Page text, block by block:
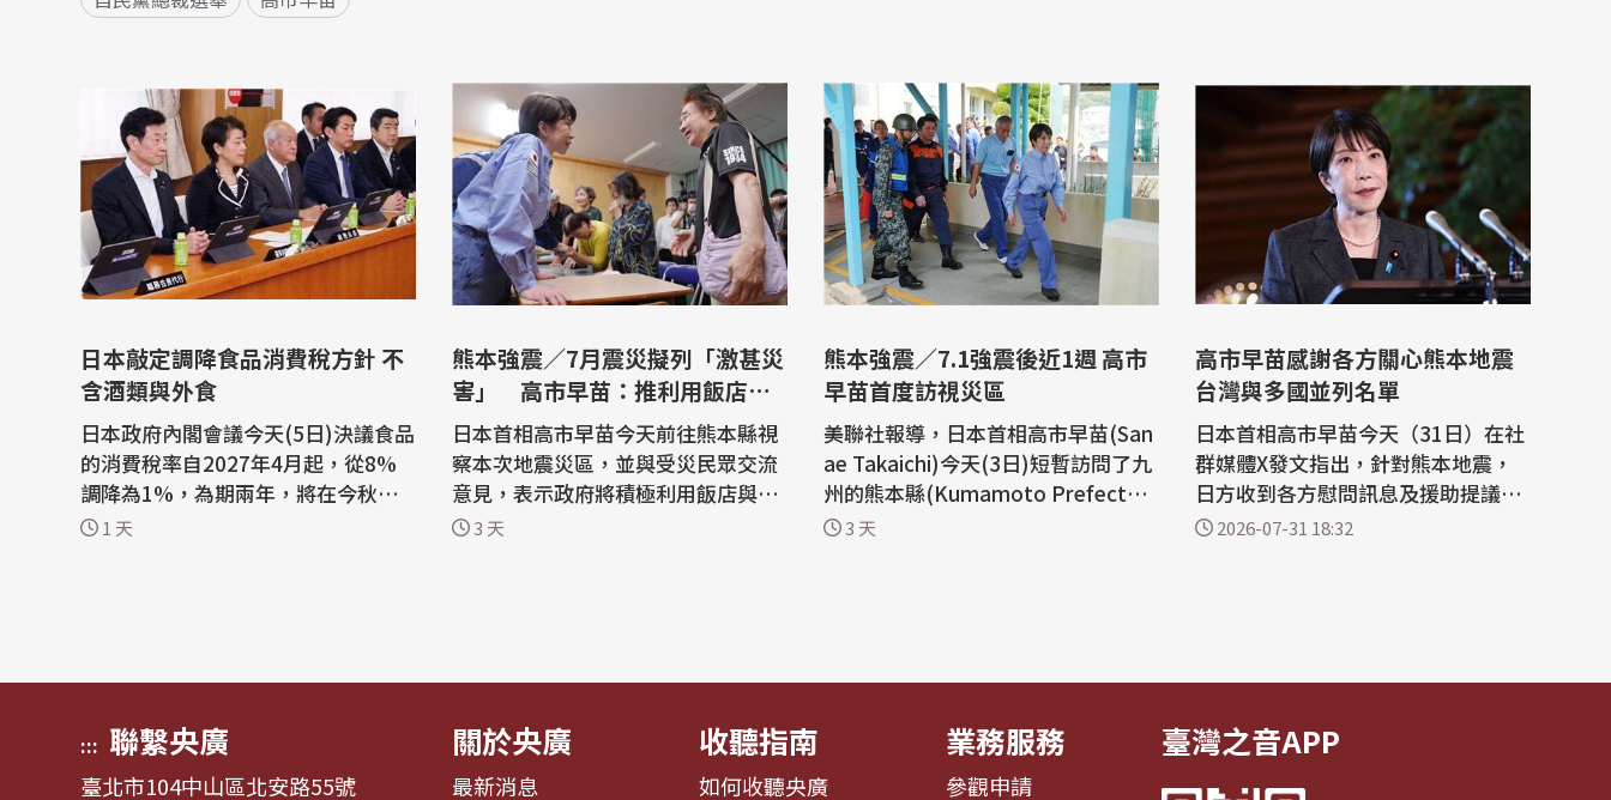
日本敲定調降食品消費稅方針 不
含酒類與外食
日本政府內閣會議今天(5日)決議食品
的消費稅率自2027年4月起，從8%
調降為1%，為期兩年，將在今秋向
國會提交法案。若法案通過，將是日
1 天
熊本強震／7月震災擬列「激甚災
害」 高市早苗：推利用飯店二
次避難
日本首相高市早苗今天前往熊本縣視
察本次地震災區，並與受災民眾交流
意見，表示政府將積極利用飯店與旅
館推動「二次避難」措施，同時預計
3 天
熊本強震／7.1強震後近1週 高市
早苗首度訪視災區
美聯社報導，日本首相高市早苗(San
ae Takaichi)今天(3日)短暫訪問了九
州的熊本縣(Kumamoto Prefectur
e)。這是自7月28日當地發生規模7.1
3 天
高市早苗感謝各方關心熊本地震
台灣與多國並列名單
日本首相高市早苗今天（31日）在社
群媒體X發文指出，針對熊本地震，
日方收到各方慰問訊息及援助提議，
為此表達誠摯感謝，感謝名單中也包
2026-07-31 18:32
::: 聯繫央廣
臺北市104中山區北安路55號
關於央廣
最新消息
收聽指南
如何收聽央廣
業務服務
參觀申請
臺灣之音APP